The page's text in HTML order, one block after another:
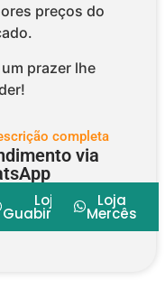
preços do
um prazer lhe
completa
via
Loja
Guabirotuba
Loja
Mercês